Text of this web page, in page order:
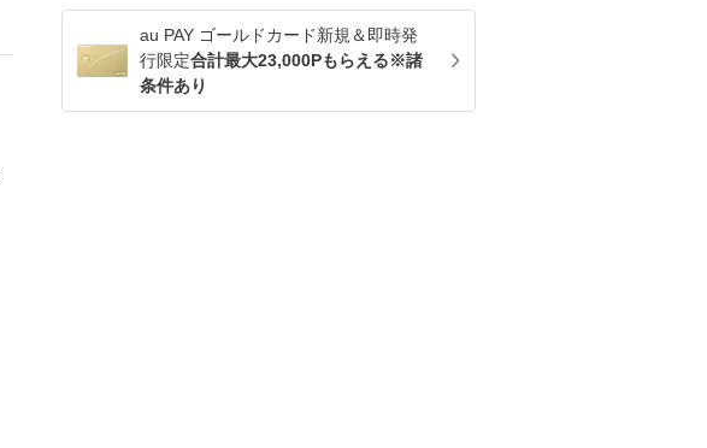
au PAY ゴールドカード新規＆即時発
行限定合計最大23,000Pもらえる※諸
条件あり